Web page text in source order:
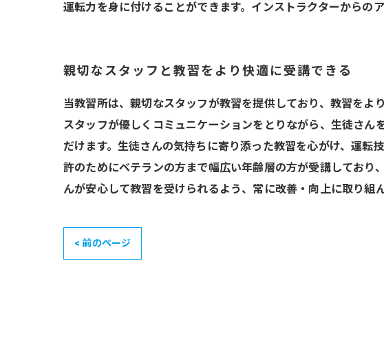
運転力を身に付けることができます。インストラクターからの
親切なスタッフと教習をより快適に受講できる
当教習所は、親切なスタッフが教習を提供しており、教習をよ
スタッフが優しくコミュニケーションをとりながら、生徒さ
だけます。生徒さんの気持ちに寄り添った教習を心がけ、運
許のためにベテランの方まで幅広い年齢層の方が受講してお
んが安心して教習を受けられるよう、常に改善・向上に取り組ん
< 前のページ